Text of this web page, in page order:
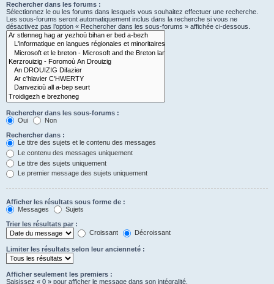
Rechercher dans les forums :
Sélectionnez le ou les forums dans lesquels vous souhaitez effectuer une recherche.
Les sous-forums seront automatiquement inclus dans la recherche si vous ne
désactivez pas l’option « Rechercher dans les sous-forums » affichée ci-dessous.
Rechercher dans les sous-forums :
Oui
Non
Rechercher dans :
Le titre des sujets et le contenu des messages
Le contenu des messages uniquement
Le titre des sujets uniquement
Le premier message des sujets uniquement
Afficher les résultats sous forme de :
Messages
Sujets
Trier les résultats par :
Croissant
Décroissant
Limiter les résultats selon leur ancienneté :
Afficher seulement les premiers :
Saisissez « 0 » pour afficher le message dans son intégralité.